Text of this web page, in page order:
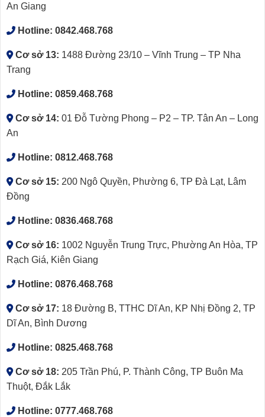
An Giang
Hotline: 0842.468.768
Cơ sở 13: 1488 Đường 23/10 – Vĩnh Trung – TP Nha
Trang
Hotline: 0859.468.768
Cơ sở 14: 01 Đỗ Tường Phong – P2 – TP. Tân An – Long
An
Hotline: 0812.468.768
Cơ sở 15: 200 Ngô Quyền, Phường 6, TP Đà Lạt, Lâm
Đồng
Hotline: 0836.468.768
Cơ sở 16: 1002 Nguyễn Trung Trực, Phường An Hòa, TP
Rạch Giá, Kiên Giang
Hotline: 0876.468.768
Cơ sở 17: 18 Đường B, TTHC Dĩ An, KP Nhị Đồng 2, TP
Dĩ An, Bình Dương
Hotline: 0825.468.768
Cơ sở 18: 205 Trần Phú, P. Thành Công, TP Buôn Ma
Thuột, Đắk Lắk
Hotline: 0777.468.768